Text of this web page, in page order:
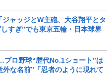
ャッジとW主砲、大谷翔平とタ
すぎ”でも東京五輪・日本球界
ロ野球“歴代No.1ショート”は
な名前”「忍者のように現れて